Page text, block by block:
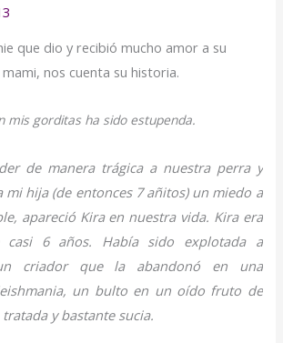
que dio y recibió mucho amor a su
mami, nos cuenta su historia.
mis gorditas ha sido estupenda.
de manera trágica a nuestra perra y
mi hija (de entonces 7 añitos) un miedo a
apareció Kira en nuestra vida. Kira era
6 años. Había sido explotada a
criador que la abandonó en una
un bulto en un oído fruto de
y bastante sucia.